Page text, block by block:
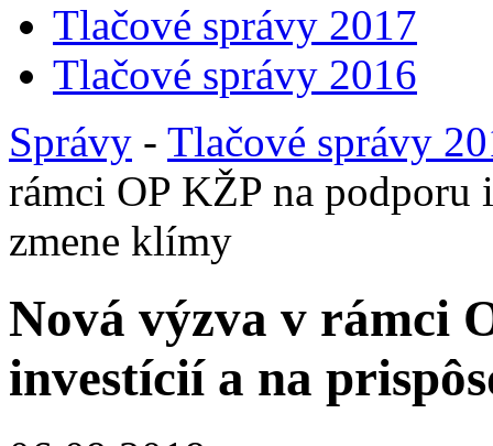
Tlačové správy 2017
Tlačové správy 2016
Správy - Tlačové správy
rámci OP KŽP na podporu
zmene klímy
Nová výzva v rámci
investícií a na